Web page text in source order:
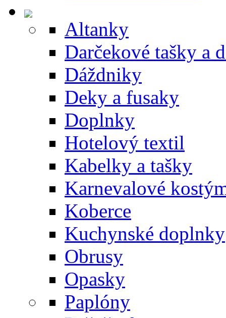
Altanky
Darčekové tašky a
Dáždniky
Deky a fusaky
Doplnky
Hotelový textil
Kabelky a tašky
Karnevalové
Koberce
Kuchynské doplnky
Obrusy
Opasky
Paplóny